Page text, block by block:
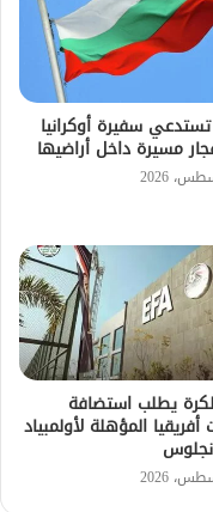
تستدعي سفيرة أوكرانيا
مسيرة داخل أراضيها
يطلب استضافة
أفريقيا المؤهلة لأولمبياد